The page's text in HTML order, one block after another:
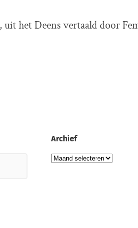
, uit het Deens vertaald door
Archief
Archief